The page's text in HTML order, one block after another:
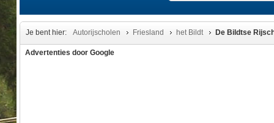
Je bent hier: Autorijscholen Friesland het Bildt De Bildtse
Advertenties door Google